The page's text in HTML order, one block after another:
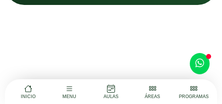
INICIO MENU AULAS ÁREAS PROGRAMAS